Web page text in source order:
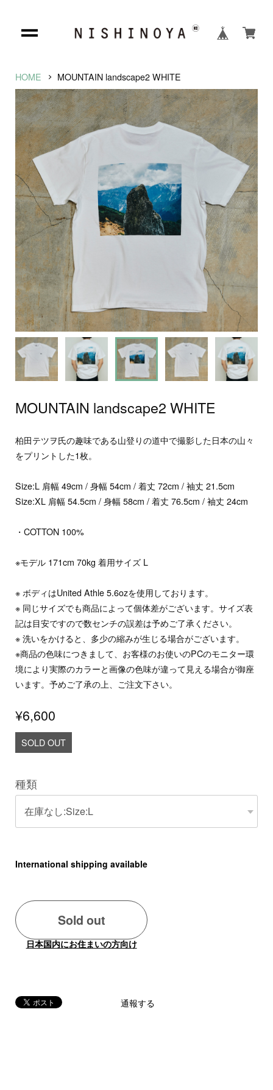
HOME MOUNTAIN landscape2 WHITE
MOUNTAIN landscape2 WHITE
柏田テツヲ氏の趣味である山登りの道中で撮影した日本の山々
をプリントした1枚。
Size:L 肩幅 49cm / 身幅 54cm / 着丈 72cm / 袖丈 21.5cm
Size:XL 肩幅 54.5cm / 身幅 58cm / 着丈 76.5cm / 袖丈 24cm
・COTTON 100%
※モデル 171cm 70kg 着用サイズ L
※ ボディはUnited Athle 5.6ozを使用しております。
※ 同じサイズでも商品によって個体差がございます。サイズ表
記は目安ですので数センチの誤差は予めご了承ください。
※ 洗いをかけると、多少の縮みが生じる場合がございます。
※商品の色味につきまして、お客様のお使いのPCのモニター環
境により実際のカラーと画像の色味が違って見える場合が御座
います。予めご了承の上、ご注文下さい。
¥6,600
SOLD OUT
種類
International shipping available
Sold out
日本国内にお住まいの方向け
通報する